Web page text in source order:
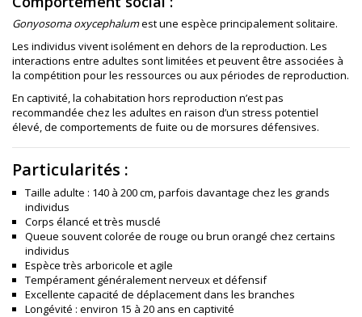
Gonyosoma oxycephalumest une espèce principalement solitaire.
Les individus vivent isolément en dehors de la reproduction. Les
interactions entre adultes sont limitées et peuvent être associées à
la compétition pour les ressources ou aux périodes de reproduction.
En captivité, la cohabitation hors reproduction n’est pas
recommandée chez les adultes en raison d’un stress potentiel
élevé, de comportements de fuite ou de morsures défensives.
Particularités :
Taille adulte : 140 à 200 cm, parfois davantage chez les grands
individus
Corps élancé et très musclé
Queue souvent colorée de rouge ou brun orangé chez certains
individus
Espèce très arboricole et agile
Tempérament généralement nerveux et défensif
Excellente capacité de déplacement dans les branches
Longévité : environ 15 à 20 ans en captivité